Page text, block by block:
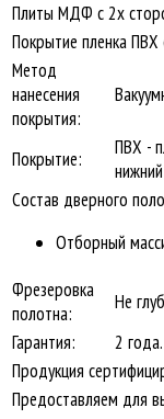
Плиты МДФ с 2х
Покрытие пленка ПВХ
Метод
нанесения
покрытия:
Покрытие:
ПВХ -
Состав дверного
Отборный
Фрезеровка
полотна:
Не
Гарантия:
2 года.
Продукция
Предоставляем для